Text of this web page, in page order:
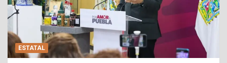
ESTATAL